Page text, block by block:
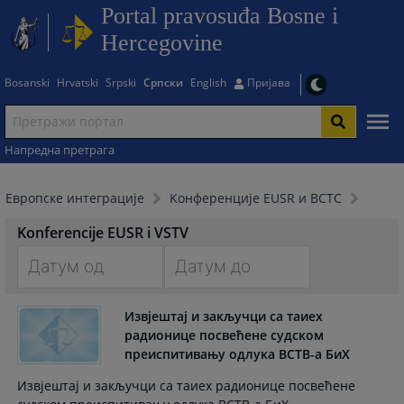
Portal pravosuđa Bosne i
Hercegovine
Bosanski Hrvatski Srpski Српски English Пријава
Напредна претрага
Европске интеграције Kонференције EUSR и ВСТС
Konferencije EUSR i VSTV
forward
interact
the
forward
to
interact
the
Извјештај и закључци са таиеx
радионице посвећене судском
преиспитивању одлука ВСТВ-а БиХ
Извјештај и закључци са таиеx радионице посвећене